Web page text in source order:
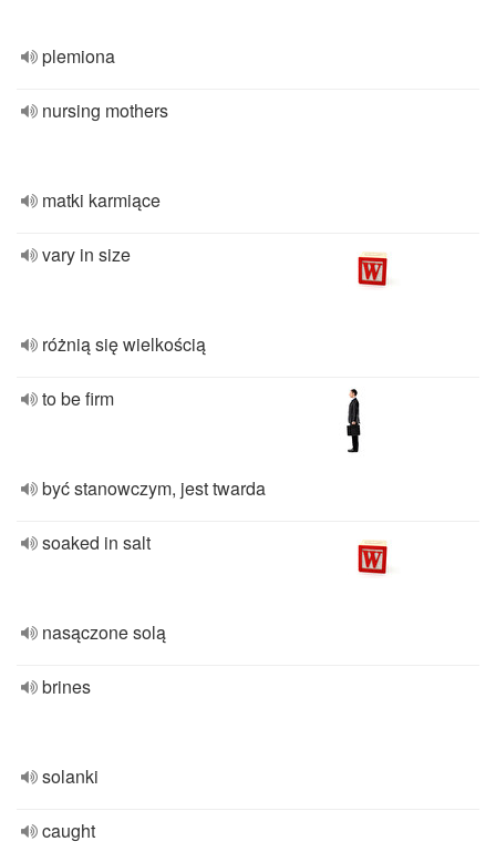
plemiona
nursing mothers
matki karmiące
vary in size
różnią się wielkością
to be firm
być stanowczym, jest twarda
soaked in salt
nasączone solą
brines
solanki
caught